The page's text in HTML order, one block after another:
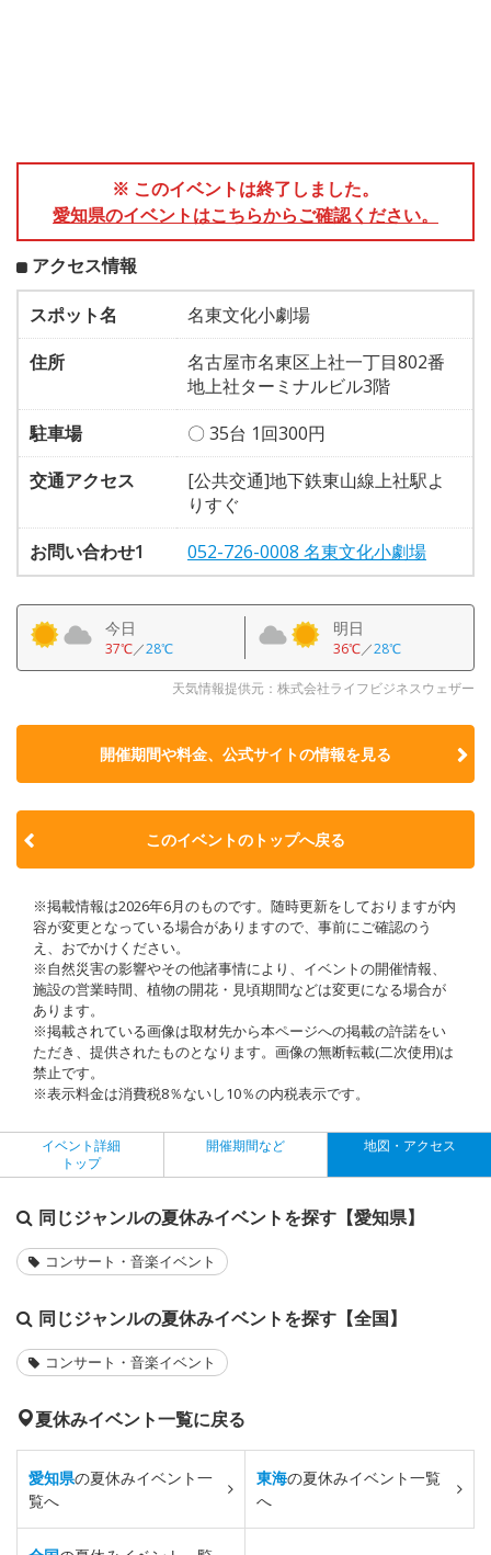
※ このイベントは終了しました。
愛知県のイベントはこちらからご確認ください。
アクセス情報
スポット名
名東文化小劇場
住所
名古屋市名東区上社一丁目802番
地上社ターミナルビル3階
駐車場
〇 35台 1回300円
交通アクセス
[公共交通]地下鉄東山線上社駅よ
りすぐ
お問い合わせ1
052-726-0008 名東文化小劇場
今日
37℃／28℃
明日
36℃／28℃
天気情報提供元：株式会社ライフビジネスウェザー
開催期間や料金、公式サイトの情報を見る
このイベントのトップへ戻る
※掲載情報は2026年6月のものです。随時更新をしておりますが内
容が変更となっている場合がありますので、事前にご確認のう
え、おでかけください。
※自然災害の影響やその他諸事情により、イベントの開催情報、
施設の営業時間、植物の開花・見頃期間などは変更になる場合が
あります。
※掲載されている画像は取材先から本ページへの掲載の許諾をい
ただき、提供されたものとなります。画像の無断転載(二次使用)は
禁止です。
※表示料金は消費税8％ないし10％の内税表示です。
イベント詳細
トップ
開催期間など 地図・アクセス
同じジャンルの夏休みイベントを探す【愛知県】
コンサート・音楽イベント
同じジャンルの夏休みイベントを探す【全国】
コンサート・音楽イベント
夏休みイベント一覧に戻る
愛知県の夏休みイベント一
覧へ
東海の夏休みイベント一覧
へ